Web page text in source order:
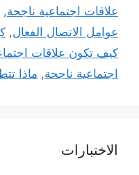
علاقات اجتماعية ناجحة,
عوامل الاتصال الفعال,
كيف تكون علاقات
اجتماعية ناجحة, ماذا
الاختبارات